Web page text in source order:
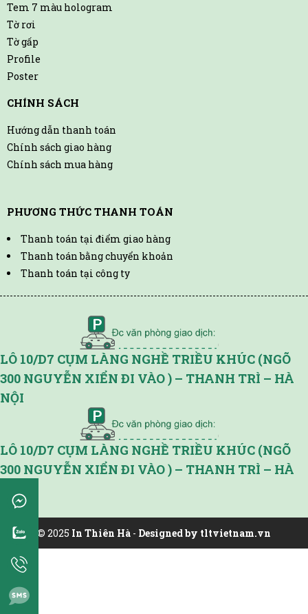
Tem 7 màu hologram
Tờ rơi
Tờ gấp
Profile
Poster
CHÍNH SÁCH
Hướng dẫn thanh toán
Chính sách giao hàng
Chính sách mua hàng
PHƯƠNG THỨC THANH TOÁN
Thanh toán tại điểm giao hàng
Thanh toán bằng chuyển khoản
Thanh toán tại công ty
LÔ 10/D7 CỤM LÀNG NGHỀ TRIỀU KHÚC (NGÕ
300 NGUYỄN XIỂN ĐI VÀO ) – THANH TRÌ – HÀ
NỘI
LÔ 10/D7 CỤM LÀNG NGHỀ TRIỀU KHÚC (NGÕ
300 NGUYỄN XIỂN ĐI VÀO ) – THANH TRÌ – HÀ
© 2025 In Thiên Hà - Designed by tltvietnam.vn